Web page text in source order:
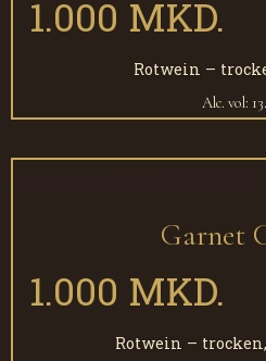
1.000 MKD.
Rotwein –
Alc. vol:
Garnet
1.000 MKD.
Rotwein – trocken,